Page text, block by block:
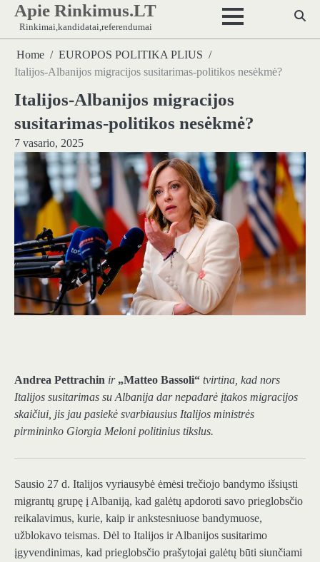
Skip
content
Apie Rinkimus.LT
Rinkimai,kandidatai,referendumai
Home
EUROPOS POLITIKA PLIUS
Italijos-Albanijos migracijos susitarimas-politikos nesėkmė?
Italijos-Albanijos migracijos
susitarimas-politikos nesėkmė?
7 vasario, 2025
Andrea Pettrachin ir „Matteo Bassoli“ tvirtina, kad nors
Italijos susitarimas su Albanija dar nepadarė įtakos migracijos
skaičiui, jis jau pasiekė svarbiausius Italijos ministrės
pirmininko Giorgia Meloni politinius tikslus.
Sausio 27 d. Italijos vyriausybė ėmėsi trečiojo bandymo išsiųsti
migrantų grupę į Albaniją, kad galėtų apdoroti savo prieglobsčio
reikalavimus, kurie, kaip ir ankstesniuose bandymuose,
užblokavo teismas. Dėl to Italijos ir Albanijos susitarimo
įgyvendinimas, kad prieglobsčio prašytojai galėtų būti siunčiami